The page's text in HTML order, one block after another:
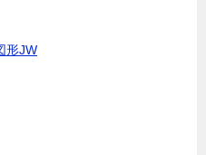
形JW